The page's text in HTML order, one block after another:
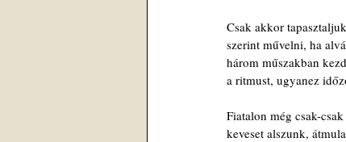
Csak akkor
szerint művelni, ha
három műszakban
a ritmust, ugyanez
Fiatalon még csak-
keveset alszunk,